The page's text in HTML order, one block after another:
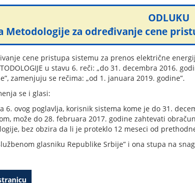
ODLUKU
Metodologije za određivanje cene
cene pristupa sistemu za prenos električne
u stavu 6. reči: „do 31. decembra 2016.
zamenjuju se rečima: „od 1. januara 2019. godine”.
se i glasi:
6. ovog poglavlja, korisnik sistema kome je do 31.
može do 28. februara 2017. godine zahtevati
bez obzira da li je proteklo 12 meseci od
glasniku Republike Srbije” i ona stupa na